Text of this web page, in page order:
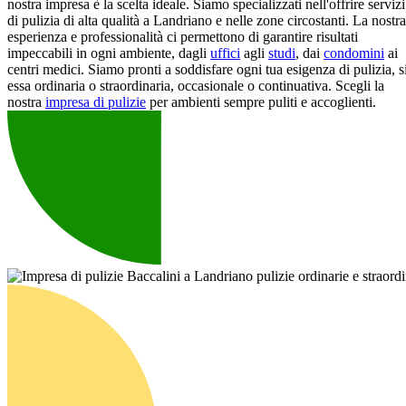
nostra impresa è la scelta ideale. Siamo specializzati nell'offrire servizi
di pulizia di alta qualità a Landriano e nelle zone circostanti. La nostra
esperienza e professionalità ci permettono di garantire risultati
impeccabili in ogni ambiente, dagli uffici agli studi, dai condomini ai
centri medici. Siamo pronti a soddisfare ogni tua esigenza di pulizia,
essa ordinaria o straordinaria, occasionale o continuativa. Scegli la
nostra impresa di pulizie per ambienti sempre puliti e accoglienti.